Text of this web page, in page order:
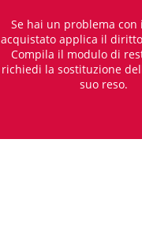
Se hai un problema
acquistato applica il
Compila il modulo di
richiedi la sostituzione
suo reso.